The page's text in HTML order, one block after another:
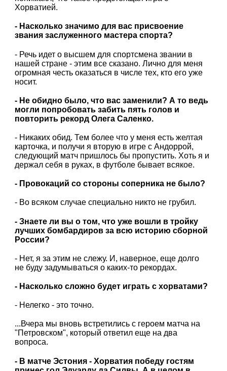
Хорватией.
- Насколько значимо для вас присвоение
звания заслуженного мастера спорта?
- Речь идет о высшем для спортсмена звании в
нашей стране - этим все сказано. Лично для меня
огромная честь оказаться в числе тех, кто его уже
носит.
- Не обидно было, что вас заменили? А то ведь
могли попробовать забить пять голов и
повторить рекорд Олега Саленко.
- Никаких обид. Тем более что у меня есть желтая
карточка, и получи я вторую в игре с Андоррой,
следующий матч пришлось бы пропустить. Хоть я и
держал себя в руках, в футболе бывает всякое.
- Провокаций со стороны соперника не было?
- Во всяком случае специально никто не грубил.
- Знаете ли вы о том, что уже вошли в тройку
лучших бомбардиров за всю историю сборной
России?
- Нет, я за этим не слежу. И, наверное, еще долго
не буду задумываться о каких-то рекордах.
- Насколько сложно будет играть с хорватами?
- Нелегко - это точно.
...Вчера мы вновь встретились с героем матча на
"Петровском", который ответил еще на два
вопроса.
- В матче Эстония - Хорватия победу гостям